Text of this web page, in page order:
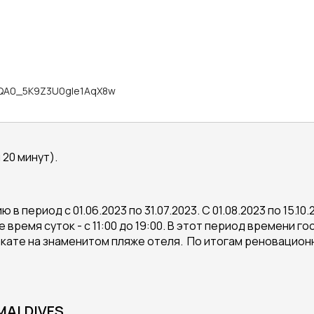
минут).
период с 01.06.2023 по 31.07.2023. С 01.08.2023 по
суток - с 11:00 до 19:00. В этот период времени
на знаменитом пляже отеля. По итогам